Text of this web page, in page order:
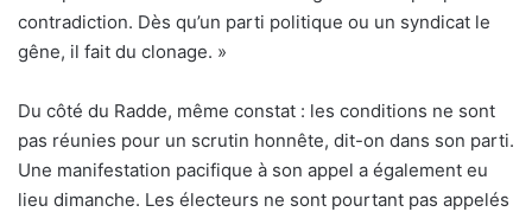
contradiction. Dès qu’un parti politique ou un syndicat le
gêne, il fait du clonage. »
Du côté du Radde, même constat : les conditions ne sont
pas réunies pour un scrutin honnête, dit-on dans son parti.
Une manifestation pacifique à son appel a également eu
lieu dimanche. Les électeurs ne sont pourtant pas appelés